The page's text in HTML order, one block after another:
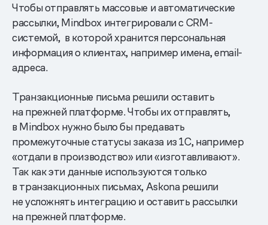
Чтобы отправлять массовые и автоматические
рассылки, Mindbox интегрировали с СRM-
системой, в которой хранится персональная
информация о клиентах, например имена, email-
адреса.
Транзакционные письма решили оставить
на прежней платформе. Чтобы их отправлять,
в Mindbox нужно было бы предавать
промежуточные статусы заказа из 1С, например
«отдали в производство» или «изготавливают».
Так как эти данные используются только
в транзакционных письмах, Askona решили
не усложнять интеграцию и оставить рассылки
на прежней платформе.